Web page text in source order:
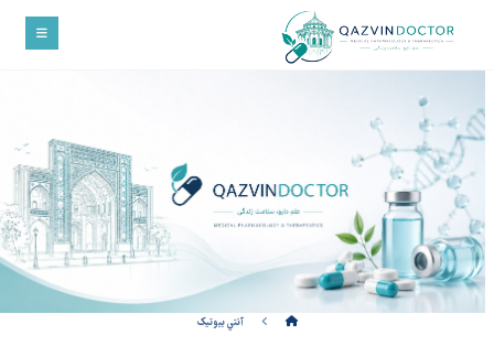
آنتي بيوتيک